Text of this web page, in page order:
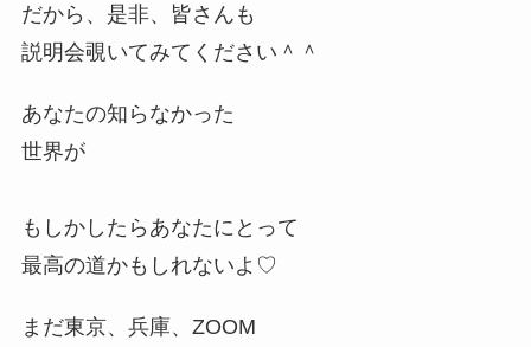
だから、是非、皆さんも
説明会覗いてみてください＾＾
あなたの知らなかった
世界が
もしかしたらあなたにとって
最高の道かもしれないよ♡
まだ東京、兵庫、ZOOM